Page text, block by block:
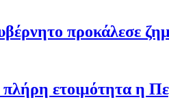
προκάλεσε
ετοιμότητα η